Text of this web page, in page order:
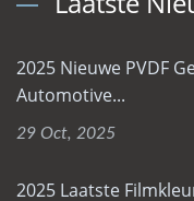
2025 Nieuwe PVDF
Automotive...
29 Oct, 2025
2025 Laatste